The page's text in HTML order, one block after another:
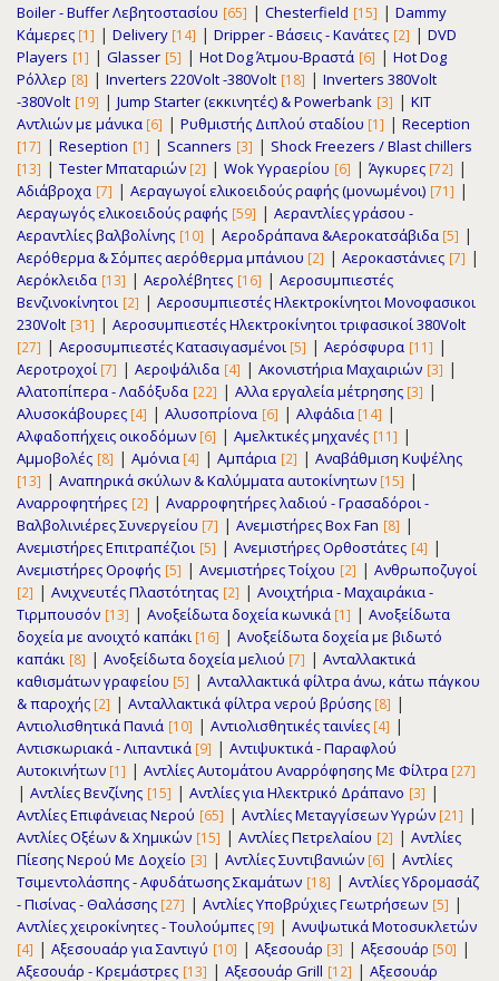
Boiler - Buffer Λεβητοστασίου [65] | Chesterfield [15] | Dammy
Κάμερες [1] | Delivery [14] | Dripper - Βάσεις - Κανάτες [2] | DVD
Players [1] | Glasser [5] | Hot Dog Άτμου-Βραστά [6] | Hot Dog
Ρόλλερ [8] | Inverters 220Volt -380Volt [18] | Inverters 380Volt
-380Volt [19] | Jump Starter (εκκινητές) & Powerbank [3] | KIT
Αντλιών με μάνικα [6] | Pυθμιστής Διπλού σταδίου [1] | Reception
[17] | Reseption [1] | Scanners [3] | Shock Freezers / Blast chillers
[13] | Tester Μπαταριών [2] | Wok Υγραερίου [6] | Άγκυρες [72] |
Αδιάβροχα [7] | Αεραγωγοί ελικοειδούς ραφής (μονωμένοι) [71] |
Αεραγωγός ελικοειδούς ραφής [59] | Αεραντλίες γράσου -
Αεραντλίες βαλβολίνης [10] | Αεροδράπανα &Αεροκατσάβιδα [5] |
Αερόθερμα & Σόμπες αερόθερμα μπάνιου [2] | Αεροκαστάνιες [7] |
Αερόκλειδα [13] | Αερολέβητες [16] | Αεροσυμπιεστές
Βενζινοκίνητοι [2] | Αεροσυμπιεστές Ηλεκτροκίνητοι Μονοφασικοι
230Volt [31] | Αεροσυμπιεστές Ηλεκτροκίνητοι τριφασικοί 380Volt
[27] | Αεροσυμπιεστές Κατασιγασμένοι [5] | Αερόσφυρα [11] |
Αεροτροχοί [7] | Αεροψάλιδα [4] | Ακονιστήρια Μαχαιριών [3] |
Αλατοπίπερα - Λαδόξυδα [22] | Αλλα εργαλεία μέτρησης [3] |
Αλυσοκάβουρες [4] | Αλυσοπρίονα [6] | Αλφάδια [14] |
Αλφαδοπήχεις οικοδόμων [6] | Αμελκτικές μηχανές [11] |
Αμμοβολές [8] | Αμόνια [4] | Αμπάρια [2] | Αναβάθμιση Κυψέλης
[13] | Αναπηρικά σκύλων & Καλύμματα αυτοκίνητων [15] |
Αναρροφητήρες [2] | Αναρροφητήρες λαδιού - Γρασαδόροι -
Βαλβολινιέρες Συνεργείου [7] | Ανεμιστήρες Box Fan [8] |
Ανεμιστήρες Επιτραπέζιοι [5] | Ανεμιστήρες Ορθοστάτες [4] |
Ανεμιστήρες Οροφής [5] | Ανεμιστήρες Τοίχου [2] | Ανθρωποζυγοί
[2] | Ανιχνευτές Πλαστότητας [2] | Ανοιχτήρια - Μαχαιράκια -
Τιρμπουσόν [13] | Ανοξείδωτα δοχεία κωνικά [1] | Ανοξείδωτα
δοχεία με ανοιχτό καπάκι [16] | Ανοξείδωτα δοχεία με βιδωτό
καπάκι [8] | Ανοξείδωτα δοχεία μελιού [7] | Ανταλλακτικά
καθισμάτων γραφείου [5] | Ανταλλακτικά φίλτρα άνω, κάτω πάγκου
& παροχής [2] | Ανταλλακτικά φίλτρα νερού βρύσης [8] |
Αντιολισθητικά Πανιά [10] | Αντιολισθητικές ταινίες [4] |
Αντισκωριακά - Λιπαντικά [9] | Αντιψυκτικά - Παραφλού
Αυτοκινήτων [1] | Αντλίες Αυτομάτου Αναρρόφησης Με Φίλτρα [27]
| Αντλίες Βενζίνης [15] | Αντλίες για Ηλεκτρικό Δράπανο [3] |
Αντλίες Επιφάνειας Νερού [65] | Αντλίες Μεταγγίσεων Υγρών [21] |
Αντλίες Οξέων & Χημικών [15] | Αντλίες Πετρελαίου [2] | Αντλίες
Πίεσης Νερού Με Δοχείο [3] | Αντλίες Συντιβανιών [6] | Αντλίες
Τσιμεντολάσπης - Αφυδάτωσης Σκαμάτων [18] | Αντλίες Υδρομασάζ
- Πισίνας - Θαλάσσης [27] | Αντλίες Υποβρύχιες Γεωτρήσεων [5] |
Αντλίες χειροκίνητες - Τουλούμπες [9] | Ανυψωτικά Μοτοσυκλετών
[4] | Αξεσουαάρ για Σαντιγύ [10] | Αξεσουάρ [3] | Αξεσουάρ [50] |
Αξεσουάρ - Κρεμάστρες [13] | Αξεσουάρ Grill [12] | Αξεσουάρ